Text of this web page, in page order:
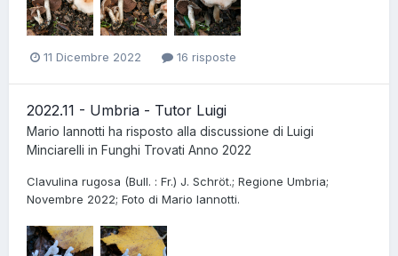
11 Dicembre 2022 16 risposte
2022.11 - Umbria - Tutor Luigi
Mario Iannotti ha risposto alla discussione di Luigi
Minciarelli in Funghi Trovati Anno 2022
Clavulina rugosa (Bull. : Fr.) J. Schröt.; Regione Umbria;
Novembre 2022; Foto di Mario Iannotti.